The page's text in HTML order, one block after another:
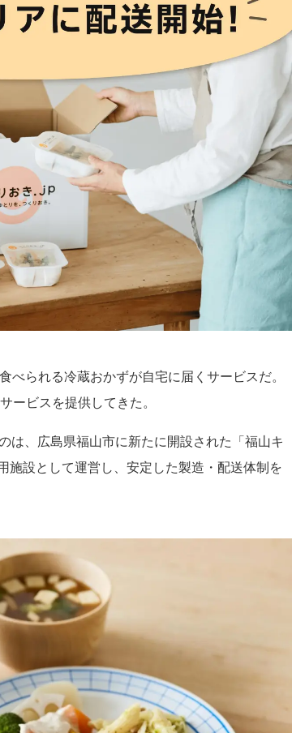
られる冷蔵おかずが自宅に届くサービスだ。
ービスを提供してきた。
、広島県福山市に新たに開設された「福山キ
施設として運営し、安定した製造・配送体制を